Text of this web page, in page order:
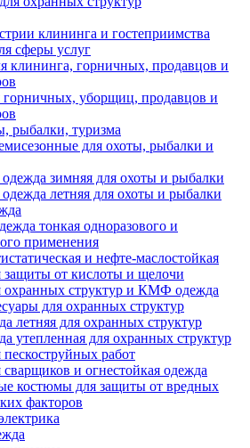
клининга и гостеприимства
сферы услуг
клининга, горничных, продавцов и
горничных, уборщиц, продавцов и
рыбалки, туризма
для охоты, рыбалки и
зимняя для охоты и рыбалки
летняя для охоты и рыбалки
тонкая одноразового и
применения
и нефте-маслостойкая
защиты от кислоты и щелочи
охранных структур и КМФ одежда
для охранных структур
летняя для охранных структур
утепленная для охранных структур
работ
и огнестойкая одежда
костюмы для защиты от вредных
факторов